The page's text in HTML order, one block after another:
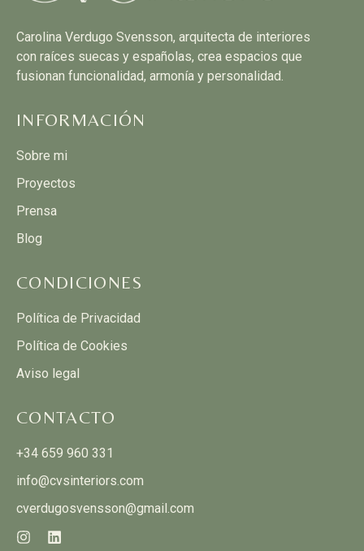
Carolina Verdugo Svensson, arquitecta de interiores
con raíces suecas y españolas, crea espacios que
fusionan funcionalidad, armonía y personalidad.
INFORMACIÓN
Sobre mi
Proyectos
Prensa
Blog
CONDICIONES
Política de Privacidad
Política de Cookies
Aviso legal
CONTACTO
+34 659 960 331
info@cvsinteriors.com
cverdugosvensson@gmail.com